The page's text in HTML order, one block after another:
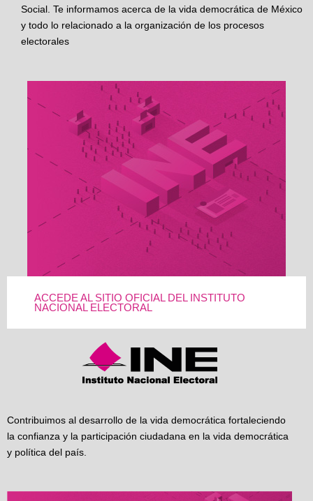
Social. Te informamos acerca de la vida democrática de México
y todo lo relacionado a la organización de los procesos
electorales
ACCEDE AL SITIO OFICIAL DEL INSTITUTO
NACIONAL ELECTORAL
Contribuimos al desarrollo de la vida democrática fortaleciendo
la confianza y la participación ciudadana en la vida democrática
y política del país.